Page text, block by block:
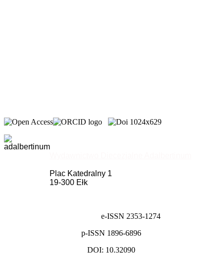
Plac Katedralny 1
19-300 Ełk
e-ISSN 2353-1274
p-ISSN 1896-6896
DOI: 10.32090